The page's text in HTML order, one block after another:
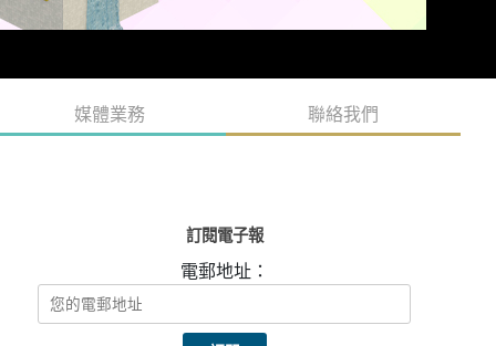
媒體業務 聯絡我們
訂閱電子報
電郵地址：